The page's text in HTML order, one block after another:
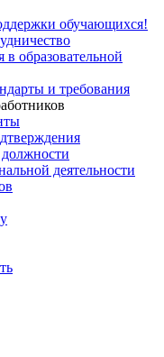
обучающихся!
образовательной
и требования
должности
деятельности